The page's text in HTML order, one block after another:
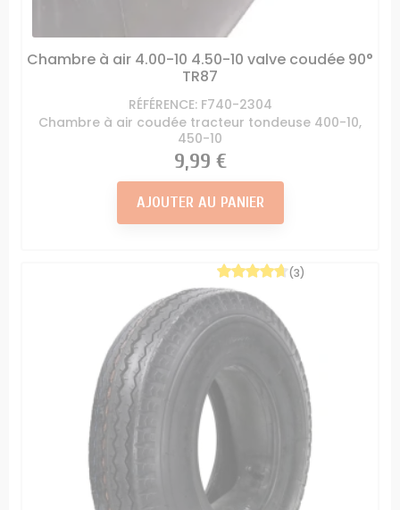
Chambre à air 4.00-10 4.50-10 valve coudée 90°
TR87
RÉFÉRENCE: F740-2304
Chambre à air coudée tracteur tondeuse 400-10,
450-10
Prix
9,99 €
AJOUTER AU PANIER
(3)